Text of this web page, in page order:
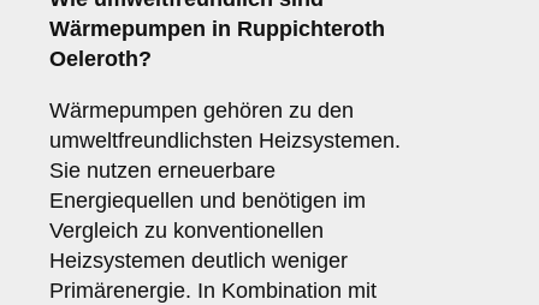
Wärmepumpen in Ruppichteroth
Oeleroth?
Wärmepumpen gehören zu den
umweltfreundlichsten Heizsystemen.
Sie nutzen erneuerbare
Energiequellen und benötigen im
Vergleich zu konventionellen
Heizsystemen deutlich weniger
Primärenergie. In Kombination mit